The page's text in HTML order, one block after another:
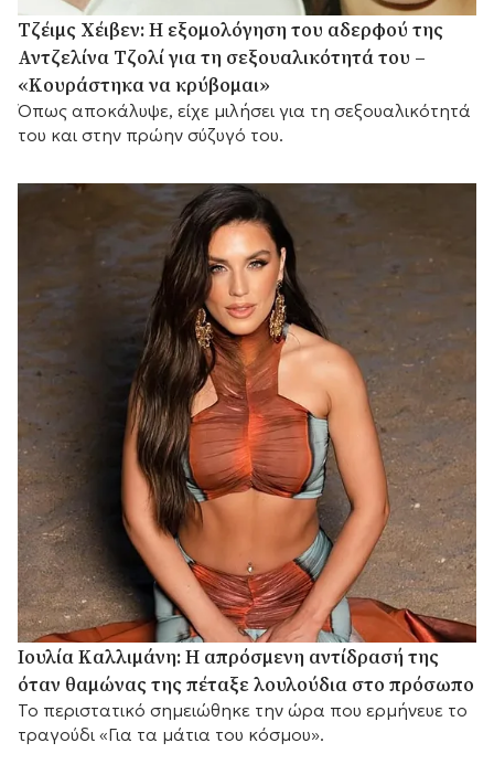
Τζέιμς Χέιβεν: Η εξομολόγηση του αδερφού της
Αντζελίνα Τζολί για τη σεξουαλικότητά του –
«Κουράστηκα να κρύβομαι»
Όπως αποκάλυψε, είχε μιλήσει για τη σεξουαλικότητά
του και στην πρώην σύζυγό του.
Ιουλία Καλλιμάνη: Η απρόσμενη αντίδρασή της
όταν θαμώνας της πέταξε λουλούδια στο πρόσωπο
Το περιστατικό σημειώθηκε την ώρα που ερμήνευε το
τραγούδι «Για τα μάτια του κόσμου».